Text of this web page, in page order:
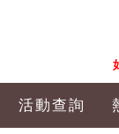
活動查詢